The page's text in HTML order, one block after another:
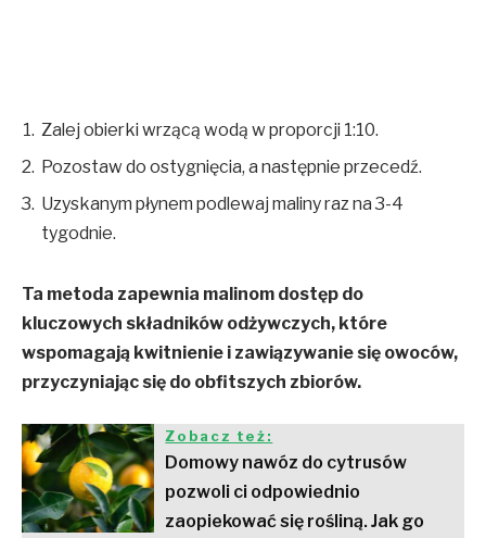
Zalej obierki wrzącą wodą w proporcji 1:10.
Pozostaw do ostygnięcia, a następnie przecedź.
Uzyskanym płynem podlewaj maliny raz na 3-4
tygodnie.
Ta metoda zapewnia malinom dostęp do
kluczowych składników odżywczych, które
wspomagają kwitnienie i zawiązywanie się owoców,
przyczyniając się do obfitszych zbiorów.
Zobacz też:
Domowy nawóz do cytrusów
pozwoli ci odpowiednio
zaopiekować się rośliną. Jak go